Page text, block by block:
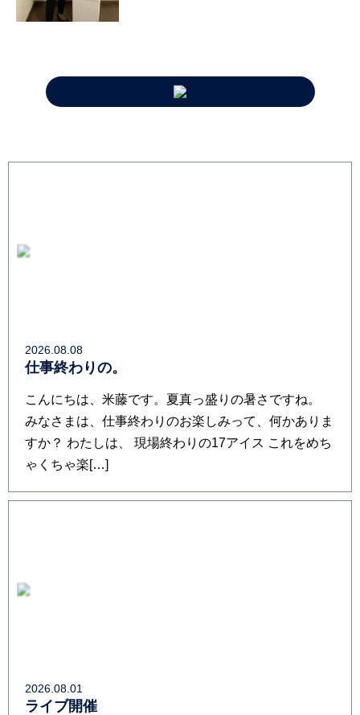
2026.08.08
仕事終わりの。
こんにちは、米藤です。夏真っ盛りの暑さですね。
みなさまは、仕事終わりのお楽しみって、何かありま
すか？ わたしは、 現場終わりの17アイス これをめち
ゃくちゃ楽[…]
2026.08.01
ライブ開催